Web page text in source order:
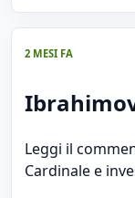
2 MESI FA
Leggi il
Cardinale e